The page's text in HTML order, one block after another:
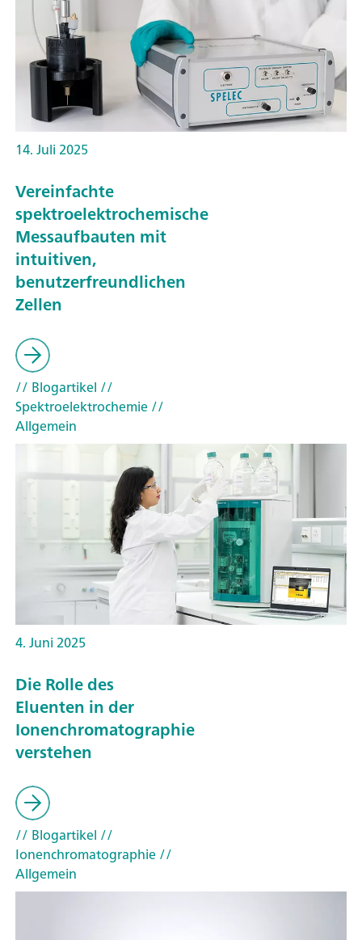
14. Juli 2025
Vereinfachte
spektroelektrochemische
Messaufbauten mit
intuitiven,
benutzerfreundlichen
Zellen
// Blogartikel //
Spektroelektrochemie//
Allgemein
4. Juni 2025
Die Rolle des
Eluenten in der
Ionenchromatographie
verstehen
// Blogartikel //
Ionenchromatographie//
Allgemein